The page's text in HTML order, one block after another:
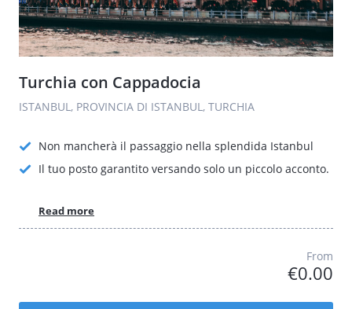
Turchia con Cappadocia
ISTANBUL, PROVINCIA DI ISTANBUL, TURCHIA
Non mancherà il passaggio nella splendida Istanbul
Il tuo posto garantito versando solo un piccolo acconto.
Read more
From
€0.00